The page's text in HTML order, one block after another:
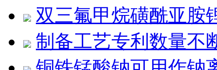
双三氟甲烷磺酰亚胺
制备工艺专利数量不